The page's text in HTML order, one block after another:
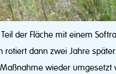
der Fläche mit einem
dann zwei Jahre
wieder umgesetzt